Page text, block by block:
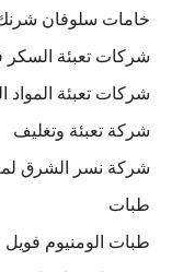
خامات سلوفان
شركات تعبئة
شركات تعبئة المواد
شركة تعبئة وتغليف
شركة نسر الشرق
طبات
طبات الومنيوم فويل